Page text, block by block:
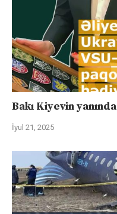
Bakı Kiyevin yanında
İyul 21, 2025